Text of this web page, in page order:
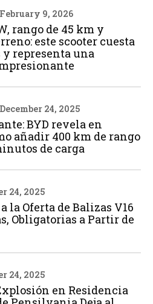
February 9, 2026
rango de 45 km y
este scooter cuesta
y representa una
December 24, 2025
BYD revela en
añadir 400 km de rango
de carga
24, 2025
la Oferta de Balizas V16
Obligatorias a Partir de
24, 2025
en Residencia